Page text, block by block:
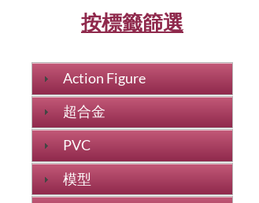
按標籤篩選
Action Figure
超合金
PVC
模型